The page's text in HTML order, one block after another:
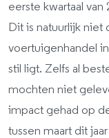
eerste kwartaal van
Dit is natuurlijk niet
voertuigenhandel
stil ligt. Zelfs al
mochten niet
impact gehad op
tussen maart dit